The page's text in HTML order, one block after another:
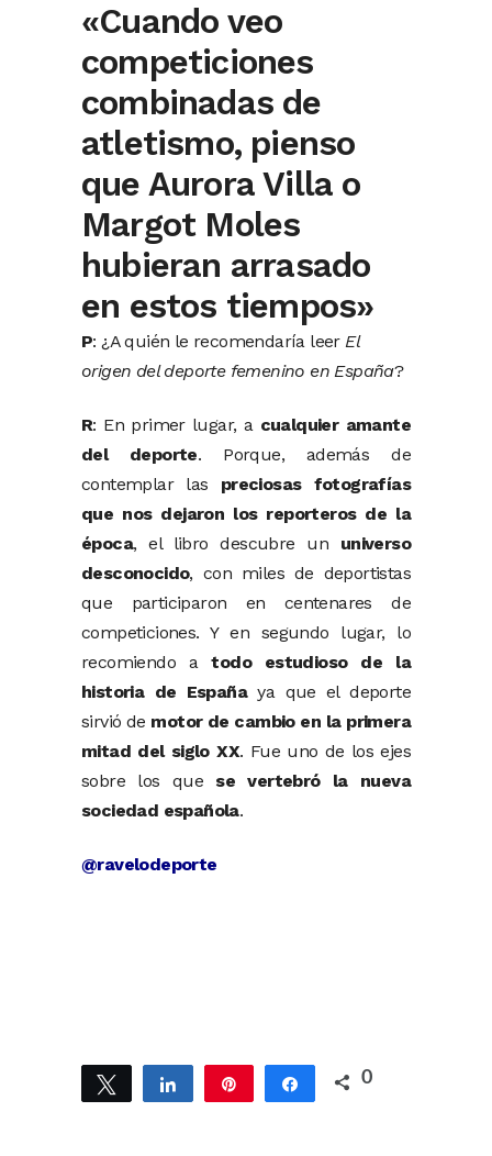
«Cuando veo
competiciones
combinadas de
atletismo, pienso
que Aurora Villa o
Margot Moles
hubieran arrasado
en estos tiempos»
P: ¿A quién le recomendaría leerEl
origen del deporte femenino en España?
R: En primer lugar, a cualquier amante
del deporte. Porque, además de
contemplar las preciosas fotografías
que nos dejaron los reporteros de la
época, el libro descubre un universo
desconocido, con miles de deportistas
que participaron en centenares de
competiciones. Y en segundo lugar, lo
recomiendo atodo estudioso de la
historia de Españaya que el deporte
sirvió de motor de cambio en la primera
mitad del siglo XX. Fue uno de los ejes
sobre los que se vertebró la nueva
sociedad española.
@ravelodeporte
Twittear Compartir Compartir
0